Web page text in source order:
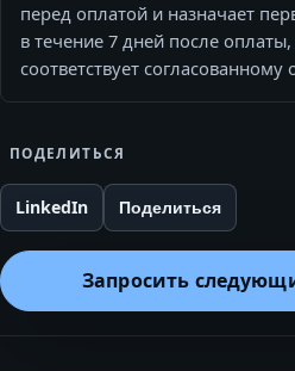
перед оплатой и назначает
в течение 7 дней после оплаты,
соответствует согласованному
ПОДЕЛИТЬСЯ
LinkedIn Поделиться
Запросить